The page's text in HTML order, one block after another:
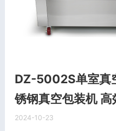
DZ-5002S单室真
锈钢真空包装机
2024-10-23